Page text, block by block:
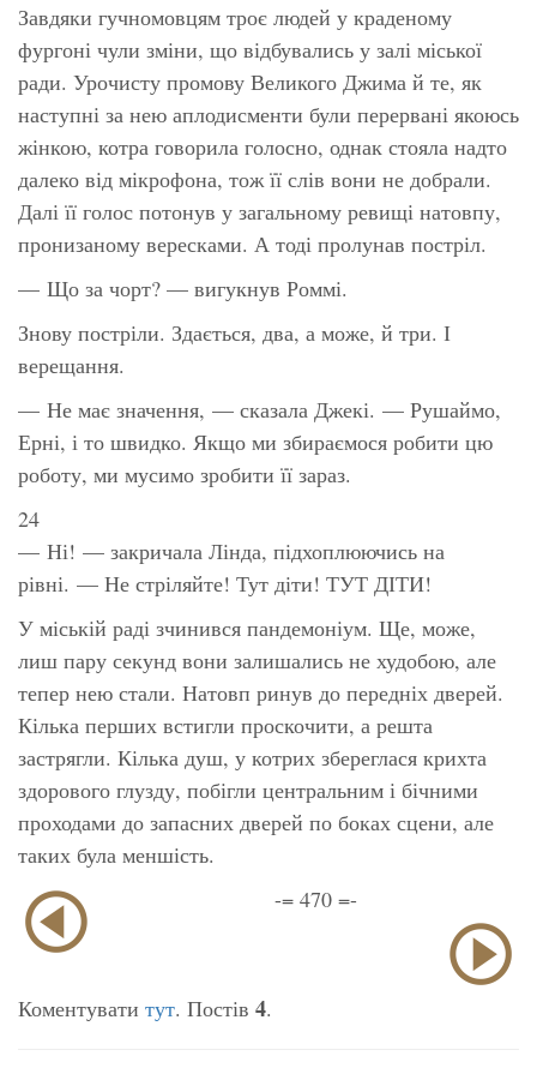
Завдяки гучномовцям троє людей у краденому
фургоні чули зміни, що відбувались у залі міської
ради. Урочисту промову Великого Джима й те, як
наступні за нею аплодисменти були перервані якоюсь
жінкою, котра говорила голосно, однак стояла надто
далеко від мікрофона, тож її слів вони не добрали.
Далі її голос потонув у загальному ревищі натовпу,
пронизаному вересками. А тоді пролунав постріл.
— Що за чорт? — вигукнув Роммі.
Знову постріли. Здається, два, а може, й три. І
верещання.
— Не має значення, — сказала Джекі. — Рушаймо,
Ерні, і то швидко. Якщо ми збираємося робити цю
роботу, ми мусимо зробити її зараз.
24
— Ні! — закричала Лінда, підхоплюючись на
рівні. — Не стріляйте! Тут діти! ТУТ ДІТИ!
У міській раді зчинився пандемоніум. Ще, може,
лиш пару секунд вони залишались не худобою, але
тепер нею стали. Натовп ринув до передніх дверей.
Кілька перших встигли проскочити, а решта
застрягли. Кілька душ, у котрих збереглася крихта
здорового глузду, побігли центральним і бічними
проходами до запасних дверей по боках сцени, але
таких була меншість.
-= 470 =-
Коментувати тут. Постів 4.